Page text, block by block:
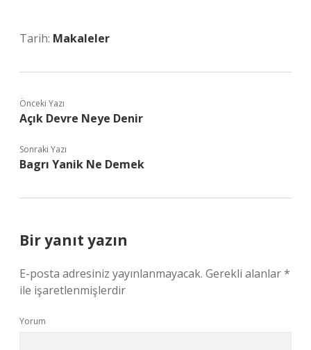
Tarih: Makaleler
Önceki Yazı
Açık Devre Neye Denir
Sonraki Yazı
Bagrı Yanik Ne Demek
Bir yanıt yazın
E-posta adresiniz yayınlanmayacak. Gerekli alanlar*
ile işaretlenmişlerdir
Yorum